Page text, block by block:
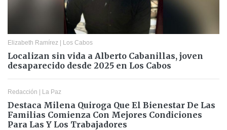
Elizabeth Ramírez | Los Cabos
Localizan sin vida a Alberto Cabanillas, joven
desaparecido desde 2025 en Los Cabos
Redacción | La Paz
Destaca Milena Quiroga Que El Bienestar De Las
Familias Comienza Con Mejores Condiciones
Para Las Y Los Trabajadores